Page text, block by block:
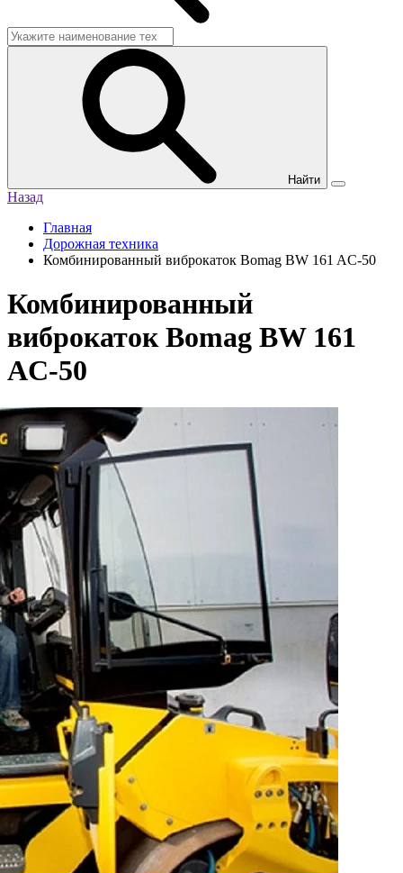
Найти
Назад
Главная
Дорожная техника
Комбинированный виброкаток Bomag BW 161 AC-50
Комбинированный
виброкаток Bomag BW 161
AC-50